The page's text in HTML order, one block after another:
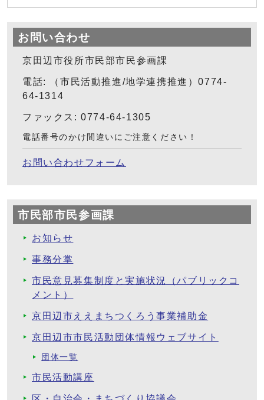
お問い合わせ
京田辺市役所市民部市民参画課
電話: （市民活動推進/地学連携推進）0774-
64-1314
ファックス: 0774-64-1305
電話番号のかけ間違いにご注意ください！
お問い合わせフォーム
市民部市民参画課
お知らせ
事務分掌
市民意見募集制度と実施状況（パブリックコ
メント）
京田辺市ええまちつくろう事業補助金
京田辺市市民活動団体情報ウェブサイト
団体一覧
市民活動講座